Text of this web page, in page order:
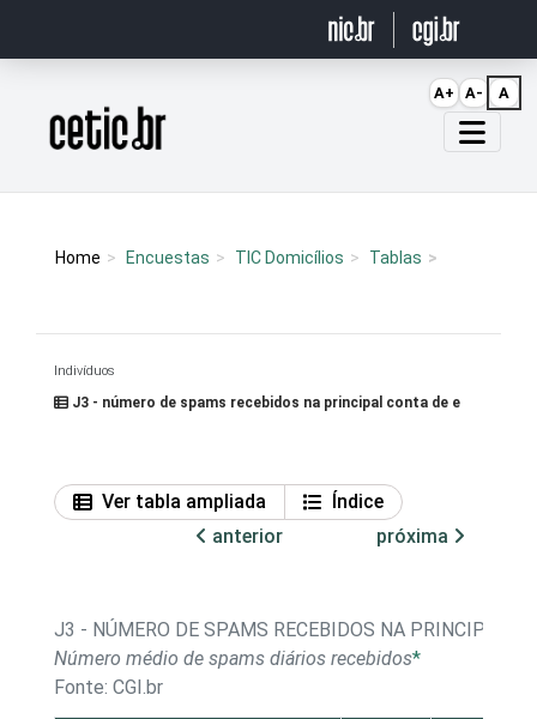
Página inicial
Home Encuestas TIC Domicílios Tablas
Indivíduos
J3 - número de spams recebidos na principal conta de e
Ver tabla ampliada
Índice
anterior
próxima
J3 - NÚMERO DE SPAMS RECEBIDOS NA PRINCIPAL
Número médio de spams diários recebidos*
Fonte: CGI.br
A+ A- A